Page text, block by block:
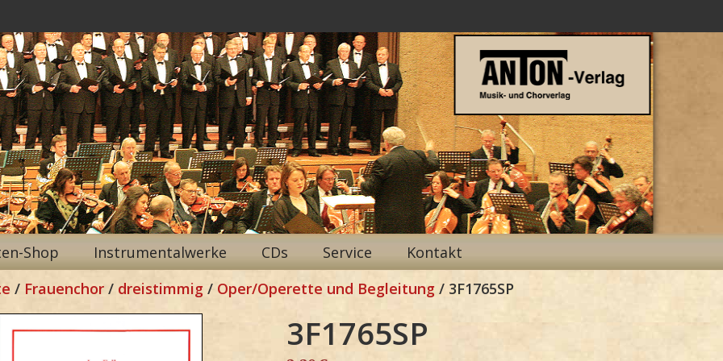
Shop Instrumentalwerke CDs Service Kontakt
/ Frauenchor / dreistimmig / Oper/Operette und Begleitung / 3F1765SP
3F1765SP